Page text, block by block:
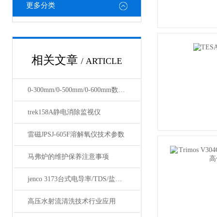
更多分类
相关文章 / ARTICLE
0-300mm/0-500mm/0-600mm数显双柱高度尺
trek158A静电消除监视仪
雷磁JPSJ-605F溶解氧仪技术参数
马弗炉的维护保养注意事项
jenco 3173台式电导率/TDS/盐度/温度测试仪
高压水射流清洗技术行业应用